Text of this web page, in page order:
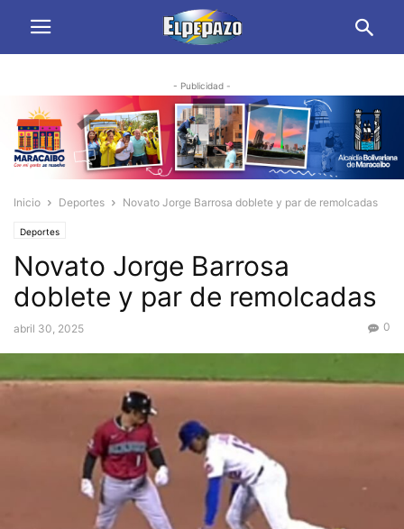
- Publicidad -
Inicio Deportes Novato Jorge Barrosa doblete y par de remolcadas
Deportes
Novato Jorge Barrosa
doblete y par de remolcadas
abril 30, 2025 0